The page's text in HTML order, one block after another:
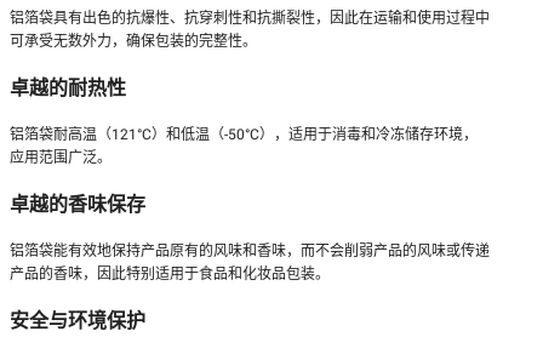
铝箔袋具有出色的抗爆性、抗穿刺性和抗撕裂性，因此在运输和使用过程中
可承受无数外力，确保包装的完整性。
卓越的耐热性
铝箔袋耐高温（121°C）和低温（-50°C），适用于消毒和冷冻储存环境，
应用范围广泛。
卓越的香味保存
铝箔袋能有效地保持产品原有的风味和香味，而不会削弱产品的风味或传递
产品的香味，因此特别适用于食品和化妆品包装。
安全与环境保护